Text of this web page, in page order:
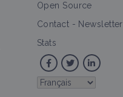
Open Source
Contact - Newsletter
Stats